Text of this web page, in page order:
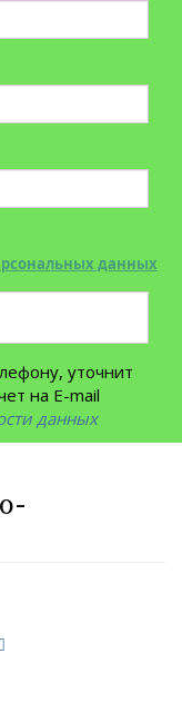
данных
уточнит
на E-mail
данных